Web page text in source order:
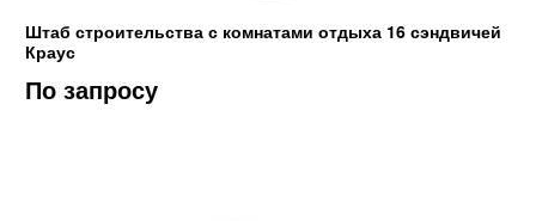
Штаб строительства с комнатами отдыха 16 сэндвичей
Краус
По запросу